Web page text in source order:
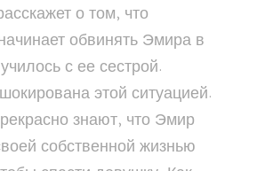
о том, что
обвинять Эмира в
с ее сестрой.
этой ситуацией.
знают, что Эмир
собственной жизнью